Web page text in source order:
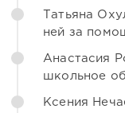
Татьяна
ней за
Анастасия
школьное
Ксения